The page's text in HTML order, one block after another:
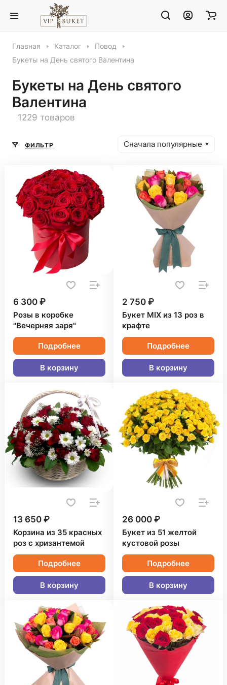
Главная Каталог
Повод
Букеты на День святого Валентина
Букеты на День святого
Валентина
1229 товаров
ФИЛЬТР Сначала популярные
6 300 ₽
Розы в коробке
"Вечерняя заря"
Подробнее
В корзину
2 750 ₽
Букет MIX из 13 роз в
крафте
Подробнее
В корзину
13 650 ₽
Корзина из 35 красных
роз с хризантемой
Подробнее
В корзину
26 000 ₽
Букет из 51 желтой
кустовой розы
Подробнее
В корзину